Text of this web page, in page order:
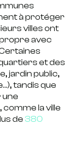
à protéger
villes ont
avec
et des
jardin public,
tandis que
une
la ville
de380